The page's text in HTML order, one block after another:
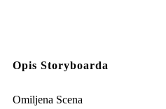
Opis Storyboarda
Omiljena Scena